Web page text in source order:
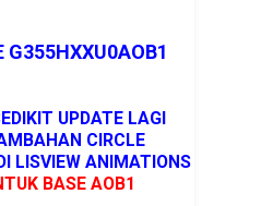
G355HXXU0AOB1
UPDATE LAGI
CIRCLE
LISVIEW ANIMATIONS
BASE AOB1